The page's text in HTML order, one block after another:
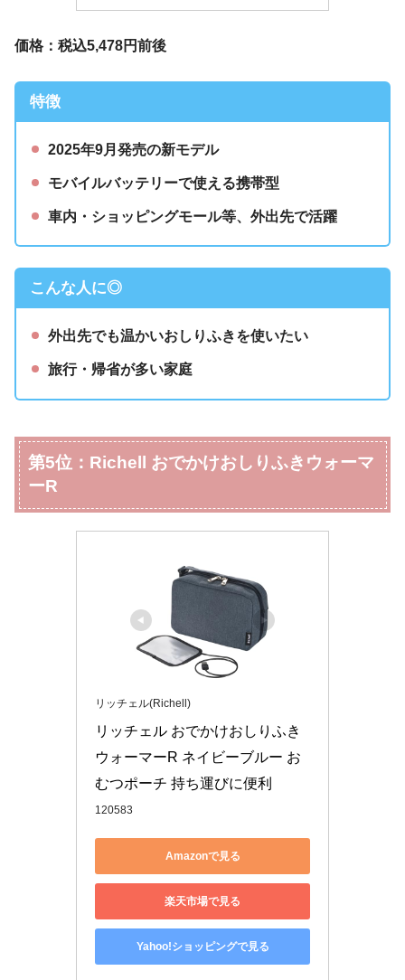
価格：税込5,478円前後
特徴
2025年9月発売の新モデル
モバイルバッテリーで使える携帯型
車内・ショッピングモール等、外出先で活躍
こんな人に◎
外出先でも温かいおしりふきを使いたい
旅行・帰省が多い家庭
第5位：Richell おでかけおしりふきウォーマ
ーR
リッチェル(Richell)
リッチェル おでかけおしりふき
ウォーマーR ネイビーブルー お
むつポーチ 持ち運びに便利
120583
Amazonで見る
楽天市場で見る
Yahoo!ショッピングで見る